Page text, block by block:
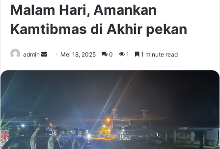
Malam Hari, Amankan
Kamtibmas di Akhir pekan
admin
Send Mei 18, 2025 0 1 1 minute read